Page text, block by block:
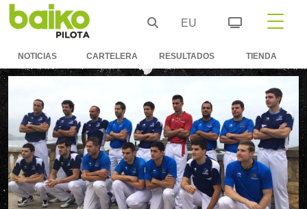
EU
NOTICIAS CARTELERA RESULTADOS TIENDA